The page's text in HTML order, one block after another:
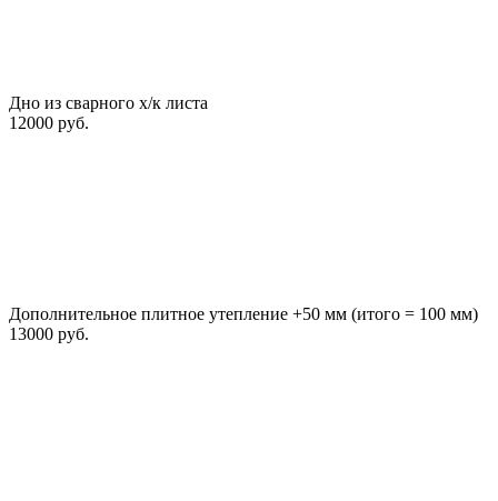
Дно из сварного х/к листа
12000 руб.
Дополнительное плитное утепление +50 мм (итого = 100 мм)
13000 руб.